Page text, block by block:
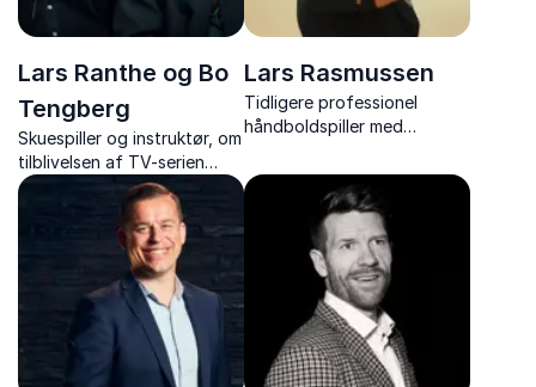
Lars Ranthe og Bo
Tengberg
Skuespiller og instruktør, om
tilblivelsen af TV-serien
Anker og fortællingen om
folkets statsminister.
Lars Rasmussen
Tidligere professionel
håndboldspiller med
og livet som professionel
håndboldspiller og træner.